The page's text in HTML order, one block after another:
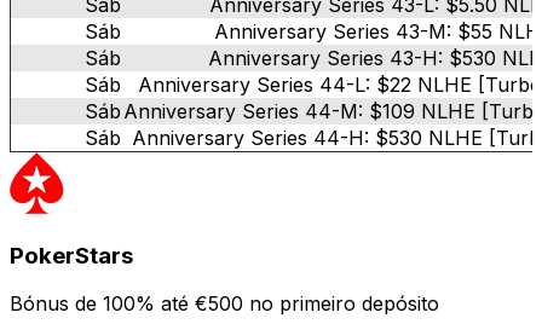
Sáb
Anniversary Series 43-M: $55
Sáb
Anniversary Series 43-H: $530
Sáb
Anniversary Series 44-L: $22 NLHE
Sáb Anniversary Series 44-M: $109 NLHE
Sáb Anniversary Series 44-H: $530 NLHE
PokerStars
Bónus de 100% até €500 no primeiro depósito